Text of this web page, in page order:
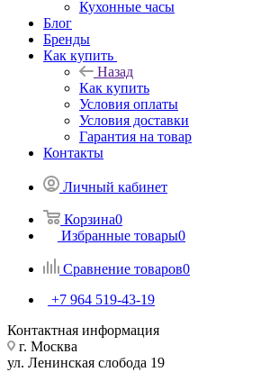
Кухонные часы
Блог
Бренды
Как купить
Назад
Как купить
Условия оплаты
Условия доставки
Гарантия на товар
Контакты
Личный кабинет
Корзина0
Избранные товары0
Сравнение товаров0
+7 964 519-43-19
Контактная информация
г. Москва
ул. Ленинская слобода 19